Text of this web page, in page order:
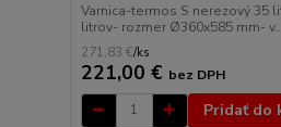
Varnica-termos S nerezový 35
litrov- rozmer Ø360x585 mm-
271,83 €/ks
221,00 € bez DPH
Pridať do